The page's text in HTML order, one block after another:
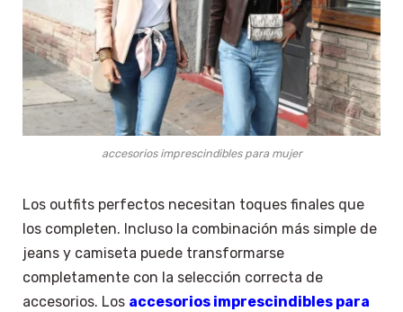
accesorios imprescindibles para mujer
Los outfits perfectos necesitan toques finales que
los completen. Incluso la combinación más simple de
jeans y camiseta puede transformarse
completamente con la selección correcta de
accesorios. Los accesorios imprescindibles para